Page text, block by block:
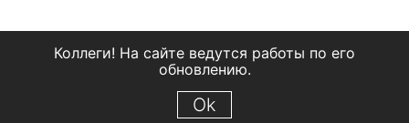
Коллеги! На сайте ведутся работы по его
обновлению.
Ok